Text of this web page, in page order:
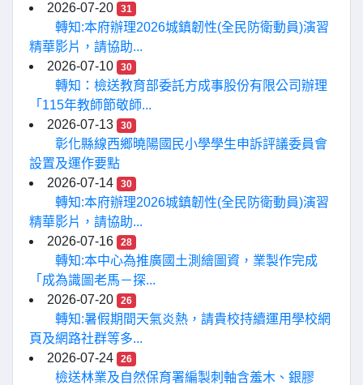
2026-07-20
31
轉知:本府辦理2026城鎮韌性(全民防衛動員)演習
精華影片，請協助...
2026-07-10
30
轉知：檢送教育部委託方成事股份有限公司辦理
「115年教師節敬師...
2026-07-13
30
彰化縣線西鄉曉陽國民小學學生申訴評議委員會
設置及運作要點
2026-07-14
30
轉知:本府辦理2026城鎮韌性(全民防衛動員)演習
精華影片，請協助...
2026-07-16
28
轉知:本中心為推廣國土測繪圖資，業製作完成
「成為識圖老馬－探...
2026-07-20
26
轉知:暑假期間天氣炎熱，請貴校持續運用學校網
頁及網路社群等多...
2026-07-24
26
檢送林業及自然保育署編製刺軸含羞木、銀膠